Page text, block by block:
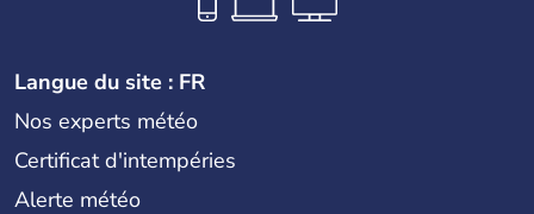
Langue du site : FR
Nos experts météo
Certificat d'intempéries
Alerte météo